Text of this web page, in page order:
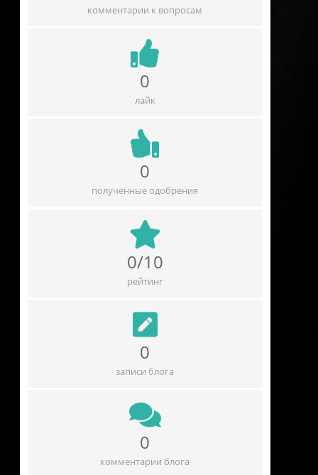
комментарии к вопросам
0
лайк
0
полученные одобрения
0/10
рейтинг
0
записи блога
0
комментарии блога